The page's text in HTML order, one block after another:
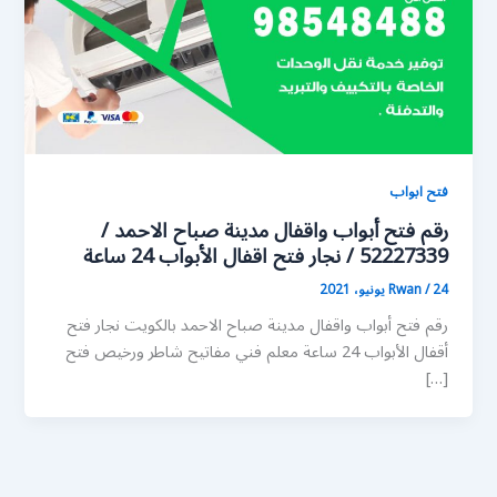
فتح ابواب
رقم فتح أبواب واقفال مدينة صباح الاحمد /
52227339 / نجار فتح اقفال الأبواب 24 ساعة
Rwan/24 يونيو، 2021
رقم فتح أبواب واقفال مدينة صباح الاحمد بالكويت نجار فتح
أقفال الأبواب 24 ساعة معلم فني مفاتيح شاطر ورخيص فتح
[…]